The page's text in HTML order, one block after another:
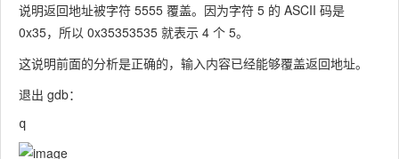
说明返回地址被字符 5555 覆盖。因为字符 5 的 ASCII 码是
0x35，所以 0x35353535 就表示 4 个 5。
这说明前面的分析是正确的，输入内容已经能够覆盖返回地址。
退出 gdb：